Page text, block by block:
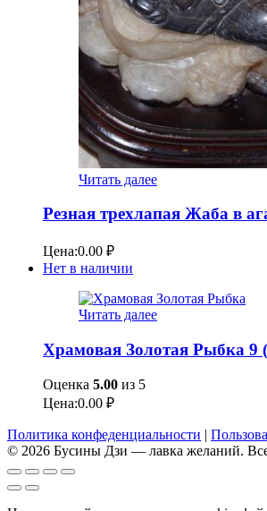
Читать далее
Резная трехлапая Жаба в
Цена:0.00 ₽
Нет в наличии
Читать далее
Храмовая Золотая Рыбка 9
Оценка 5.00 из 5
Цена:0.00 ₽
Политика конфеденциальности |
© 2026 Бусины Дзи — лавка желаний.